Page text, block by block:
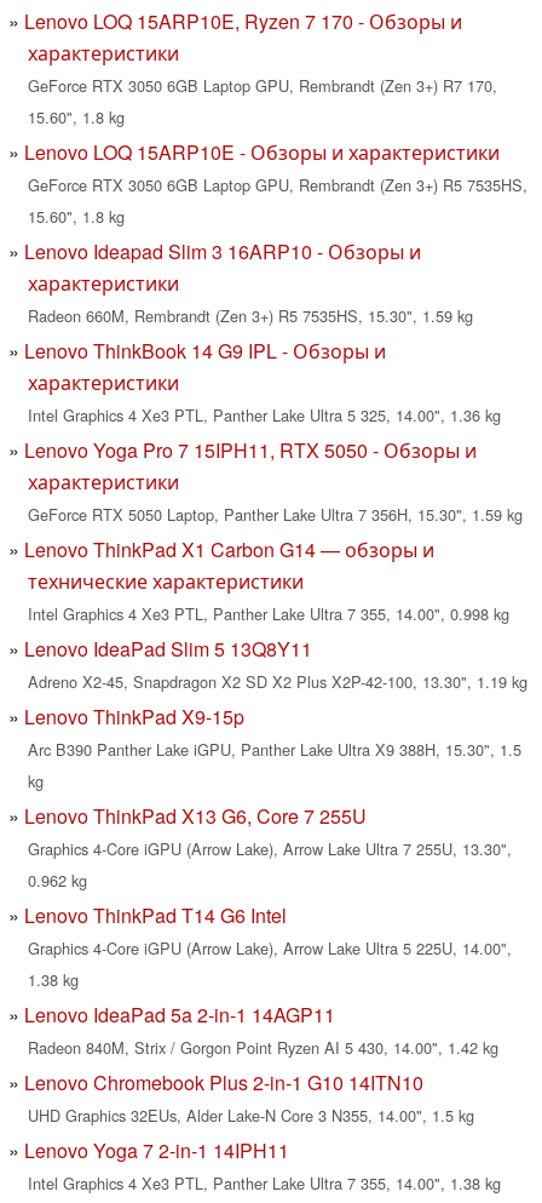
Lenovo LOQ 15ARP10E, Ryzen 7 170 - Обзоры и
характеристики
GeForce RTX 3050 6GB Laptop GPU, Rembrandt (Zen 3+) R7 170,
15.60", 1.8 kg
Lenovo LOQ 15ARP10E - Обзоры и характеристики
GeForce RTX 3050 6GB Laptop GPU, Rembrandt (Zen 3+) R5 7535HS,
15.60", 1.8 kg
Lenovo Ideapad Slim 3 16ARP10 - Обзоры и
характеристики
Radeon 660M, Rembrandt (Zen 3+) R5 7535HS, 15.30", 1.59 kg
Lenovo ThinkBook 14 G9 IPL - Обзоры и
характеристики
Intel Graphics 4 Xe3 PTL, Panther Lake Ultra 5 325, 14.00", 1.36 kg
Lenovo Yoga Pro 7 15IPH11, RTX 5050 - Обзоры и
характеристики
GeForce RTX 5050 Laptop, Panther Lake Ultra 7 356H, 15.30", 1.59 kg
Lenovo ThinkPad X1 Carbon G14 — обзоры и
технические характеристики
Intel Graphics 4 Xe3 PTL, Panther Lake Ultra 7 355, 14.00", 0.998 kg
Lenovo IdeaPad Slim 5 13Q8Y11
Adreno X2-45, Snapdragon X2 SD X2 Plus X2P-42-100, 13.30", 1.19 kg
Lenovo ThinkPad X9-15p
Arc B390 Panther Lake iGPU, Panther Lake Ultra X9 388H, 15.30", 1.5
kg
Lenovo ThinkPad X13 G6, Core 7 255U
Graphics 4-Core iGPU (Arrow Lake), Arrow Lake Ultra 7 255U, 13.30",
0.962 kg
Lenovo ThinkPad T14 G6 Intel
Graphics 4-Core iGPU (Arrow Lake), Arrow Lake Ultra 5 225U, 14.00",
1.38 kg
Lenovo IdeaPad 5a 2-in-1 14AGP11
Radeon 840M, Strix / Gorgon Point Ryzen AI 5 430, 14.00", 1.42 kg
Lenovo Chromebook Plus 2-in-1 G10 14ITN10
UHD Graphics 32EUs, Alder Lake-N Core 3 N355, 14.00", 1.5 kg
Lenovo Yoga 7 2-in-1 14IPH11
Intel Graphics 4 Xe3 PTL, Panther Lake Ultra 7 355, 14.00", 1.38 kg